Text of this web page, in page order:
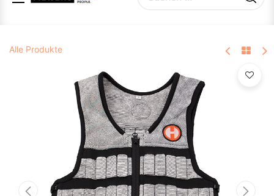
Alle Produkte